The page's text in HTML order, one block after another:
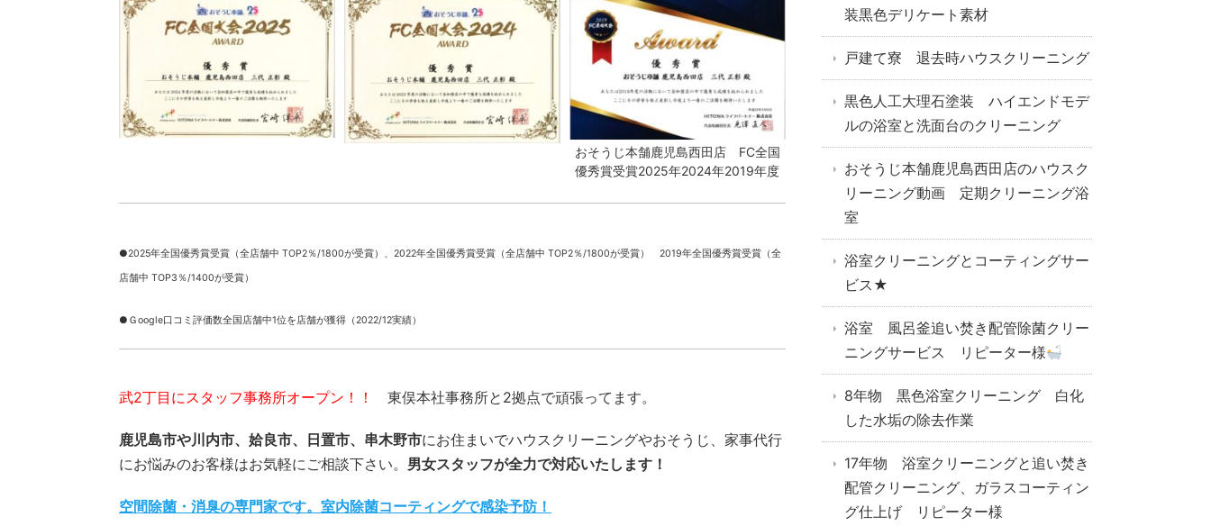
おそうじ本舗鹿児島西田店 FC全国
優秀賞受賞2025年2024年2019年度
●2025年全国優秀賞受賞（全店舗中 TOP2％/1800が受賞）、 2022年全国優秀賞受賞（全店舗中 TOP2％/1800が受賞） 2019年全国優秀賞受賞（全
店舗中 TOP3％/1400が受賞）
●Ｇoogle口コミ評価数全国店舗中1位を店舗が獲得（2022/12実績）
武2丁目にスタッフ事務所オープン！！ 東俣本社事務所と2拠点で頑張ってます。
鹿児島市や川内市、姶良市、日置市、串木野市にお住まいでハウスクリーニングやおそうじ、家事代行
にお悩みのお客様はお気軽にご相談下さい。 男女スタッフが全力で対応いたします！
空間除菌・消臭の専門家です。室内除菌コーティングで感染予防！
装黒色デリケート素材
戸建て寮 退去時ハウスクリーニング
黒色人工大理石塗装 ハイエンドモデ
ルの浴室と洗面台のクリーニング
おそうじ本舗鹿児島西田店のハウスク
リーニング動画 定期クリーニング浴
室
浴室クリーニングとコーティングサー
ビス★
浴室 風呂釜追い焚き配管除菌クリー
ニングサービス リピーター様
8年物 黒色浴室クリーニング 白化
した水垢の除去作業
17年物 浴室クリーニングと追い焚き
配管クリーニング、ガラスコーティン
グ仕上げ リピーター様